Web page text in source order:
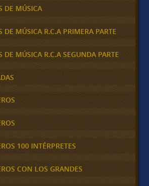
DE MÚSICA
DE MÚSICA R.C.A PRIMERA PARTE
DE MÚSICA R.C.A SEGUNDA PARTE
100 INTÉRPRETES
CON LOS GRANDES